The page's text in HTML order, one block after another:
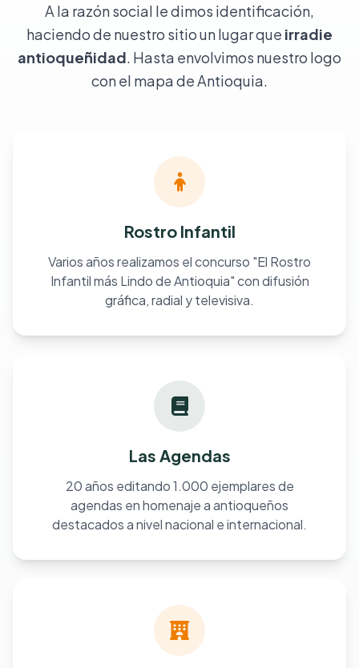
A la razón social le dimos identificación,
haciendo de nuestro sitio un lugar que irradie
antioqueñidad . Hasta envolvimos nuestro logo
con el mapa de Antioquia.
Rostro Infantil
Varios años realizamos el concurso "El Rostro
Infantil más Lindo de Antioquia" con difusión
gráfica, radial y televisiva.
Las Agendas
20 años editando 1.000 ejemplares de
agendas en homenaje a antioqueños
destacados a nivel nacional e internacional.